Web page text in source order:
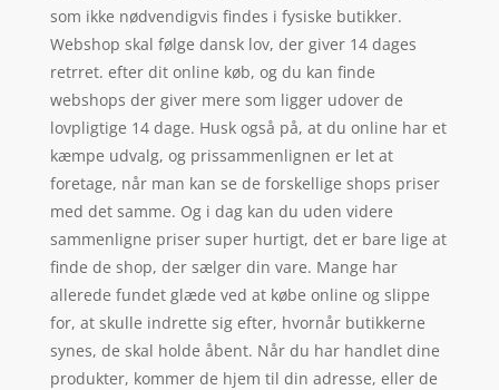
som ikke nødvendigvis findes i fysiske butikker.
Webshop skal følge dansk lov, der giver 14 dages
retrret. efter dit online køb, og du kan finde
webshops der giver mere som ligger udover de
lovpligtige 14 dage. Husk også på, at du online har et
kæmpe udvalg, og prissammenlignen er let at
foretage, når man kan se de forskellige shops priser
med det samme. Og i dag kan du uden videre
sammenligne priser super hurtigt, det er bare lige at
finde de shop, der sælger din vare. Mange har
allerede fundet glæde ved at købe online og slippe
for, at skulle indrette sig efter, hvornår butikkerne
synes, de skal holde åbent. Når du har handlet dine
produkter, kommer de hjem til din adresse, eller de